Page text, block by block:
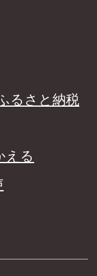
るさと納税
える